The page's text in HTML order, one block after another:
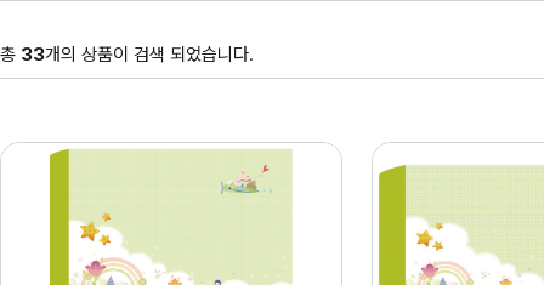
총 33개의 상품이 검색 되었습니다.